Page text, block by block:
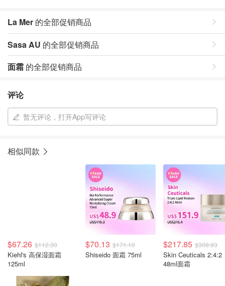
La Mer 的全部促销商品
Sasa AU 的全部促销商品
面霜 的全部促销商品
评论
暂无评论，打开App写评论
相似同款
$67.26 $112.30
Kiehl's 高保湿面霜
125ml
$70.13 $171.10
Shiseido 面霜 75ml
$217.85 $308.93
Skin Ceuticals 2:4:2
48ml面霜